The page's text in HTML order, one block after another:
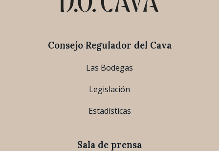
Consejo Regulador del Cava
Las Bodegas
Legislación
Estadísticas
Sala de prensa